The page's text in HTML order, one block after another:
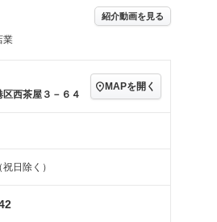
センターデフロック
装備略号／用語解説
キーレス
ローダウン
ベンチシート
紹介動画を見る
業
西茶屋３－６４
MAPを開く
祝日除く）